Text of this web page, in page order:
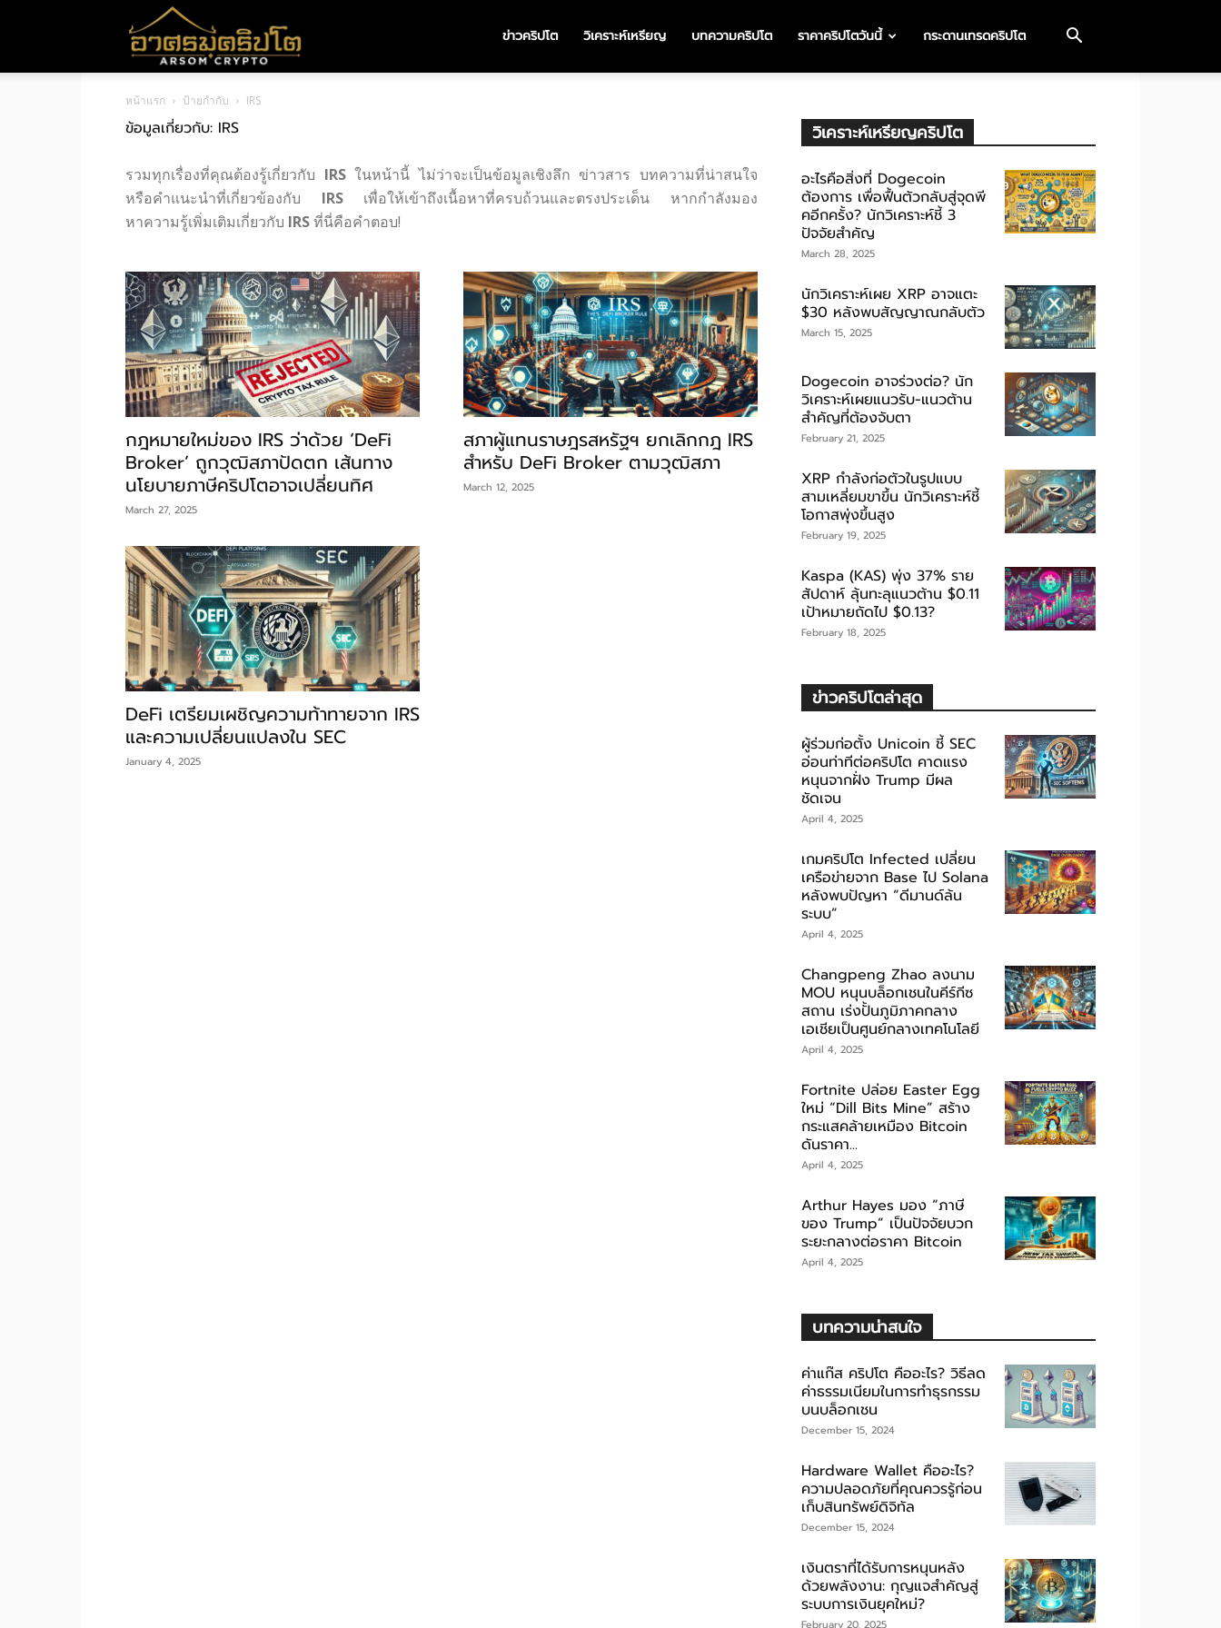
มค
ปโต
ข่าวคริปโต วิเคราะห์เหรียญ บทความคริปโต ราคาคริปโตวันนี้ กระดานเทรดคริปโต
หน้าแรก ป้ายกำกับ IRS
ข้อมูลเกี่ยวกับ: IRS
รวมทุกเรื่องที่คุณต้องรู้เกี่ยวกับ IRSในหน้านี้ ไม่ว่าจะเป็นข้อมูลเชิงลึก ข่าวสาร บทความที่น่าสนใจ
หรือคำแนะนำที่เกี่ยวข้องกับ IRSเพื่อให้เข้าถึงเนื้อหาที่ครบถ้วนและตรงประเด็น หากกำลังมอง
หาความรู้เพิ่มเติมเกี่ยวกับ IRSที่นี่คือคำตอบ!
กฎหมายใหม่ของ IRS ว่าด้วย ‘DeFi
Broker’ ถูกวุฒิสภาปัดตก เส้นทาง
นโยบายภาษีคริปโตอาจเปลี่ยนทิศ
March 27, 2025
สภาผู้แทนราษฎรสหรัฐฯ ยกเลิกกฎ IRS
สำหรับ DeFi Broker ตามวุฒิสภา
March 12, 2025
DeFi เตรียมเผชิญความท้าทายจาก IRS
และความเปลี่ยนแปลงใน SEC
January 4, 2025
วิเคราะห์เหรียญคริปโต
อะไรคือสิ่งที่ Dogecoin
ต้องการ เพื่อฟื้นตัวกลับสู่จุดพี
คอีกครั้ง? นักวิเคราะห์ชี้ 3
ปัจจัยสำคัญ
March 28, 2025
นักวิเคราะห์เผย XRP อาจแตะ
$30 หลังพบสัญญาณกลับตัว
March 15, 2025
Dogecoin อาจร่วงต่อ? นัก
วิเคราะห์เผยแนวรับ-แนวต้าน
สำคัญที่ต้องจับตา
February 21, 2025
XRP กำลังก่อตัวในรูปแบบ
สามเหลี่ยมขาขึ้น นักวิเคราะห์ชี้
โอกาสพุ่งขึ้นสูง
February 19, 2025
Kaspa (KAS) พุ่ง 37% ราย
สัปดาห์ ลุ้นทะลุแนวต้าน $0.11
เป้าหมายถัดไป $0.13?
February 18, 2025
ข่าวคริปโตล่าสุด
ผู้ร่วมก่อตั้ง Unicoin ชี้ SEC
อ่อนท่าทีต่อคริปโต คาดแรง
หนุนจากฝั่ง Trump มีผล
ชัดเจน
April 4, 2025
เกมคริปโต Infected เปลี่ยน
เครือข่ายจาก Base ไป Solana
หลังพบปัญหา “ดีมานด์ล้น
ระบบ”
April 4, 2025
Changpeng Zhao ลงนาม
MOU หนุนบล็อกเชนในคีร์กีซ
สถาน เร่งปั้นภูมิภาคกลาง
เอเชียเป็นศูนย์กลางเทคโนโลยี
April 4, 2025
Fortnite ปล่อย Easter Egg
ใหม่ “Dill Bits Mine” สร้าง
กระแสคล้ายเหมือง Bitcoin
ดันราคา...
April 4, 2025
Arthur Hayes มอง “ภาษี
ของ Trump” เป็นปัจจัยบวก
ระยะกลางต่อราคา Bitcoin
April 4, 2025
บทความน่าสนใจ
ค่าแก๊ส คริปโต คืออะไร? วิธีลด
ค่าธรรมเนียมในการทำธุรกรรม
บนบล็อกเชน
December 15, 2024
Hardware Wallet คืออะไร?
ความปลอดภัยที่คุณควรรู้ก่อน
เก็บสินทรัพย์ดิจิทัล
December 15, 2024
เงินตราที่ได้รับการหนุนหลัง
ด้วยพลังงาน: กุญแจสำคัญสู่
ระบบการเงินยุคใหม่?
February 20, 2025